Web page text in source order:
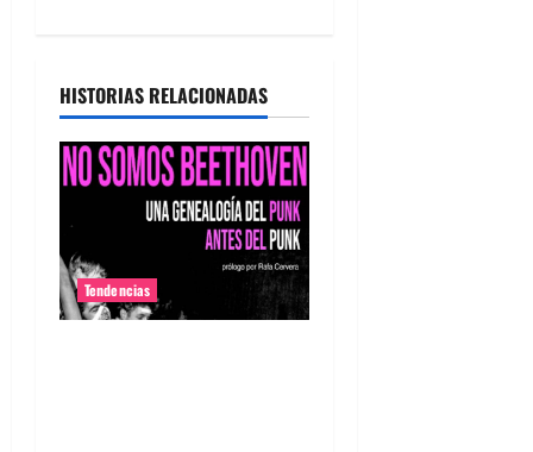
c
i
ó
n
d
HISTORIAS RELACIONADAS
Tendencias